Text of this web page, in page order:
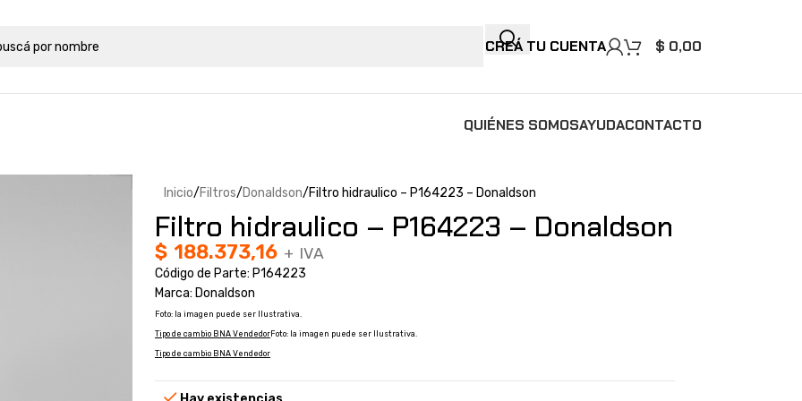
CREÁ TU CUENTA $ 0,00
QUIÉNES SOMOSAYUDACONTACTO
Inicio Filtros Donaldson Filtro hidraulico – P164223 – Donaldson
Filtro hidraulico – P164223 – Donaldson
$ 188.373,16 + IVA
Código de Parte: P164223
Marca: Donaldson
Foto: la imagen puede ser Ilustrativa.
Tipo de cambio BNA Vendedor Foto: la imagen puede ser Ilustrativa.
Tipo de cambio BNA Vendedor